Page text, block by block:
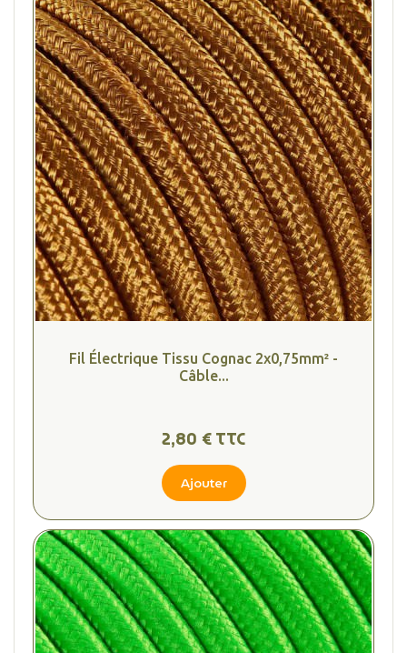
Fil Électrique Tissu Cognac 2x0,75mm² -
Câble...
2,80 € TTC
Ajouter